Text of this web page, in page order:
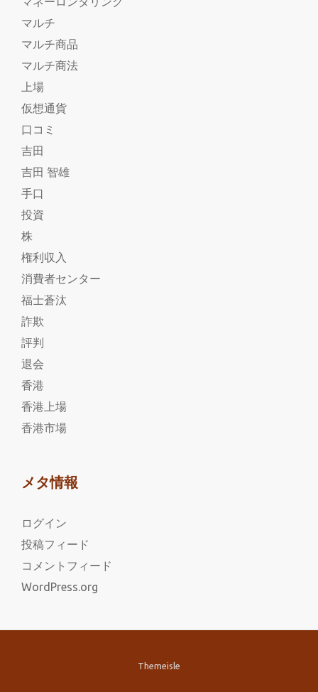
マルチ
マルチ商品
マルチ商法
上場
仮想通貨
口コミ
吉田
吉田 智雄
手口
投資
株
権利収入
消費者センター
福士蒼汰
詐欺
評判
退会
香港
香港上場
香港市場
メタ情報
ログイン
投稿フィード
コメントフィード
WordPress.org
Themeisle